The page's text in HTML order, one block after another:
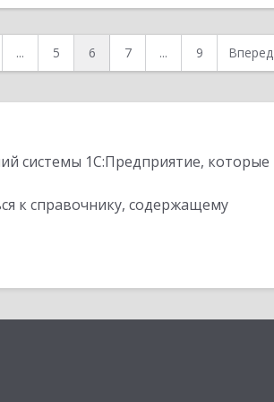
... 5 6 7 ... 9 Вперед
системы 1С:Предприятие, которые
к справочнику, содержащему